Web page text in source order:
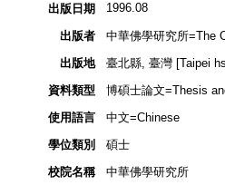
出版日期
1996.08
出版者
中華佛學研究所=The
出版地
臺北縣, 臺灣 [Taipei
資料類型
博碩士論文=Thesis
使用語言
中文=Chinese
學位類別
碩士
校院名稱
中華佛學研究所